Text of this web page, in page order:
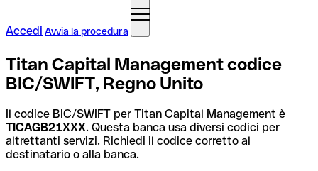
Accedi Avvia la procedura
Titan Capital Management codice
BIC/SWIFT, Regno Unito
Il codice BIC/SWIFT per Titan Capital Management è
TICAGB21XXX. Questa banca usa diversi codici per
altrettanti servizi. Richiedi il codice corretto al
destinatario o alla banca.